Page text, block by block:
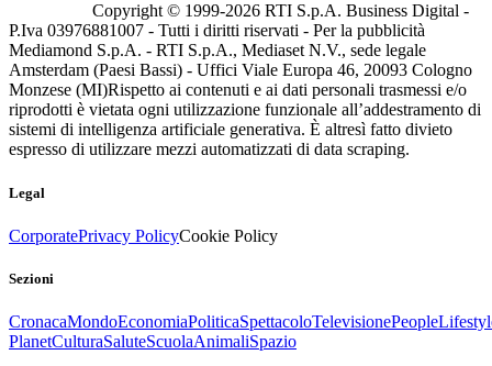
Copyright © 1999-2026 RTI S.p.A. Business Digital -
P.Iva 03976881007 - Tutti i diritti riservati - Per la pubblicità
Mediamond S.p.A. - RTI S.p.A., Mediaset N.V., sede legale
Amsterdam (Paesi Bassi) - Uffici Viale Europa 46, 20093 Cologno
Monzese (MI)Rispetto ai contenuti e ai dati personali trasmessi e/o
riprodotti è vietata ogni utilizzazione funzionale all’addestramento di
sistemi di intelligenza artificiale generativa. È altresì fatto divieto
espresso di utilizzare mezzi automatizzati di data scraping.
Legal
CorporatePrivacy PolicyCookie Policy
Sezioni
CronacaMondoEconomiaPoliticaSpettacoloTelevisionePeople
PlanetCulturaSaluteScuolaAnimaliSpazio